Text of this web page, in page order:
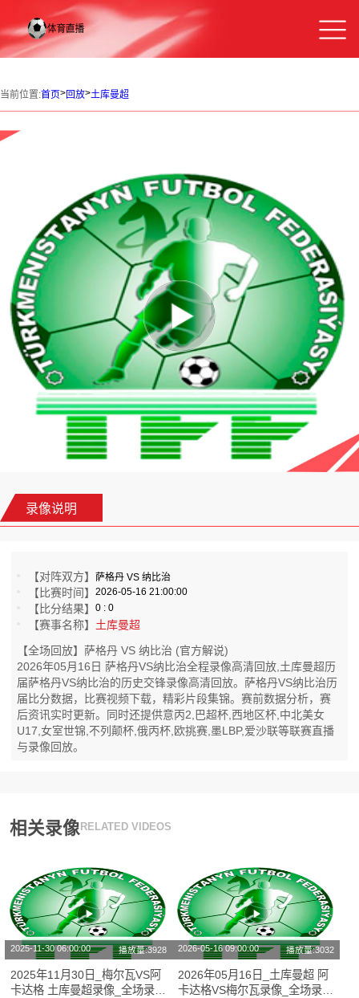
当前位置:首页>回放>土库曼超
录像说明
【对阵双方】萨格丹 VS 纳比治
【比赛时间】2026-05-16 21:00:00
【比分结果】0 : 0
【赛事名称】 土库曼超
【全场回放】萨格丹 VS 纳比治 (官方解说)
2026年05月16日 萨格丹VS纳比治全程录像高清回放,土库曼超历
届萨格丹VS纳比治的历史交锋录像高清回放。萨格丹VS纳比治历
届比分数据，比赛视频下载，精彩片段集锦。赛前数据分析，赛
后资讯实时更新。同时还提供意丙2,巴超杯,西地区杯,中北美女
U17,女室世锦,不列颠杯,俄丙杯,欧挑赛,墨LBP,爱沙联等联赛直播
与录像回放。
相关录像 RELATED VIDEOS
2025-11-30 06:00:00 播放量:3928
2025年11月30日_梅尔瓦VS阿
卡达格 土库曼超录像_全场录像
2026-05-16 09:00:00 播放量:3032
2026年05月16日_土库曼超 阿
卡达格VS梅尔瓦录像_全场录像